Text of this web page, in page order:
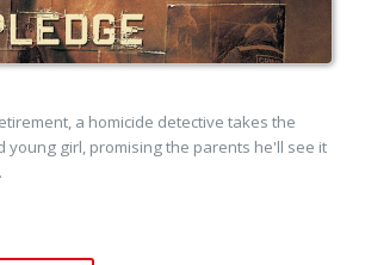
a homicide detective takes the
young girl, promising the parents he'll see it